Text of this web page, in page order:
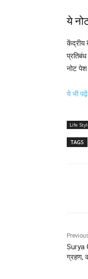
ये
नोट
ये भी
Life
TAGS
Surya
ग्रहण,